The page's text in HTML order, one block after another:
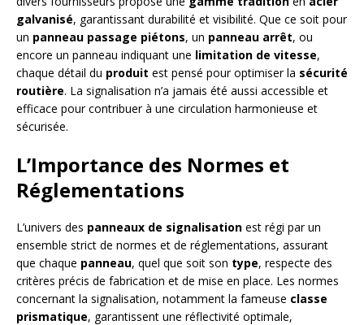
galvanisé, garantissant durabilité et visibilité. Que ce soit pour
un panneau passage piétons, un panneau arrêt, ou
encore un panneau indiquant une limitation de vitesse,
chaque détail du produit est pensé pour optimiser la sécurité
routière. La signalisation n’a jamais été aussi accessible et
efficace pour contribuer à une circulation harmonieuse et
sécurisée.
L’Importance des Normes et
Réglementations
L’univers des panneaux de signalisation est régi par un
ensemble strict de normes et de réglementations, assurant
que chaque panneau, quel que soit son type, respecte des
critères précis de fabrication et de mise en place. Les normes
concernant la signalisation, notamment la fameuse classe
prismatique, garantissent une réflectivité optimale,